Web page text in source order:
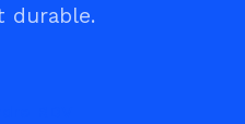
durable.